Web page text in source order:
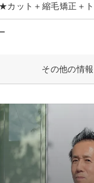
カット＋縮毛矯正＋
その他の情